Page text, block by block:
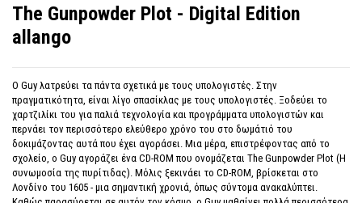
The Gunpowder Plot - Digital Edition
allango
Ο Guy λατρεύει τα πάντα σχετικά με τους υπολογιστές. Στην
πραγματικότητα, είναι λίγο σπασίκλας με τους υπολογιστές. Ξοδεύει το
χαρτζιλίκι του για παλιά τεχνολογία και προγράμματα υπολογιστών και
περνάει τον περισσότερο ελεύθερο χρόνο του στο δωμάτιό του
δοκιμάζοντας αυτά που έχει αγοράσει. Μια μέρα, επιστρέφοντας από το
σχολείο, ο Guy αγοράζει ένα CD-ROM που ονομάζεται The Gunpowder Plot (Η
συνωμοσία της πυρίτιδας). Μόλις ξεκινάει το CD-ROM, βρίσκεται στο
Λονδίνο του 1605 - μια σημαντική χρονιά, όπως σύντομα ανακαλύπτει.